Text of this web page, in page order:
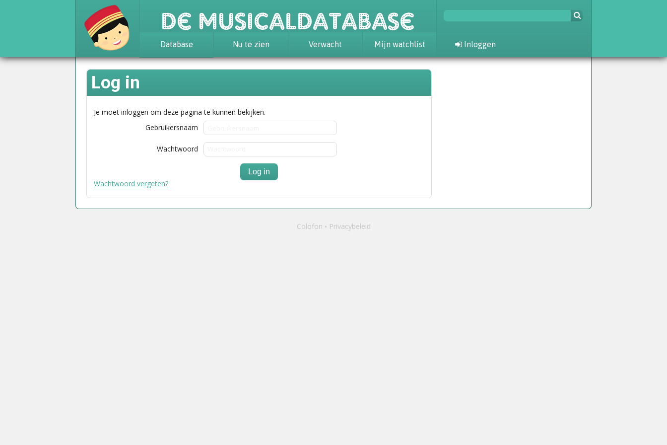
De Musicaldatabase
Database
Achtergrond
Statistieken
Nu te zien Verwacht Mijn watchlist Inloggen
Log in
Je moet inloggen om deze pagina te kunnen bekijken.
Gebruikersnaam
Wachtwoord
Log in
Wachtwoord vergeten?
Colofon Privacybeleid